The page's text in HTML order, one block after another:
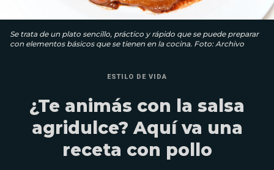
Se trata de un plato sencillo, práctico y rápido que se puede preparar
con elementos básicos que se tienen en la cocina. Foto: Archivo
ESTILO DE VIDA
¿Te animás con la salsa
agridulce? Aquí va una
receta con pollo